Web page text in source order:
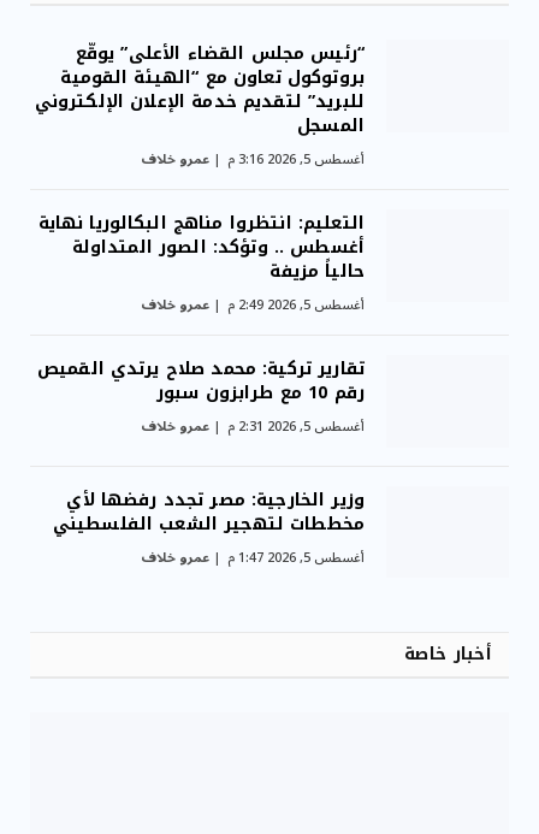
“رئيس مجلس القضاء الأعلى” يوقّع
بروتوكول تعاون مع “الهيئة القومية
للبريد” لتقديم خدمة الإعلان الإلكتروني
المسجل
أغسطس 5, 2026 3:16 م عمرو خلاف
التعليم: انتظروا مناهج البكالوريا نهاية
أغسطس .. وتؤكد: الصور المتداولة
حالياً مزيفة
أغسطس 5, 2026 2:49 م عمرو خلاف
تقارير تركية: محمد صلاح يرتدي القميص
رقم 10 مع طرابزون سبور
أغسطس 5, 2026 2:31 م عمرو خلاف
وزير الخارجية: مصر تجدد رفضها لأي
مخططات لتهجير الشعب الفلسطيني
أغسطس 5, 2026 1:47 م عمرو خلاف
أخبار خاصة